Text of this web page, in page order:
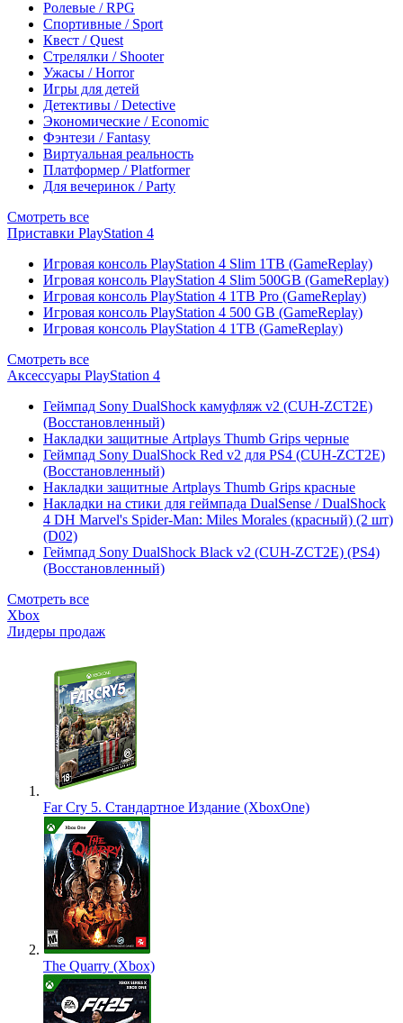
Ролевые / RPG
Спортивные / Sport
Квест / Quest
Стрелялки / Shooter
Ужасы / Horror
Игры для детей
Детективы / Detective
Экономические / Economic
Фэнтези / Fantasy
Виртуальная реальность
Платформер / Platformer
Для вечеринок / Party
Смотреть все
Приставки PlayStation 4
Игровая консоль PlayStation 4 Slim 1TB (GameReplay)
Игровая консоль PlayStation 4 Slim 500GB (GameReplay)
Игровая консоль PlayStation 4 1TB Pro (GameReplay)
Игровая консоль PlayStation 4 500 GB (GameReplay)
Игровая консоль PlayStation 4 1TB (GameReplay)
Смотреть все
Аксессуары PlayStation 4
Геймпад Sony DualShock камуфляж v2 (CUH-ZCT2E)
(Восстановленный)
Накладки защитные Artplays Thumb Grips черные
Геймпад Sony DualShock Red v2 для PS4 (CUH-ZCT2E)
(Восстановленный)
Накладки защитные Artplays Thumb Grips красные
Накладки на стики для геймпада DualSense / DualShock
4 DH Marvel's Spider-Man: Miles Morales (красный) (2 шт)
(D02)
Геймпад Sony DualShock Black v2 (CUH-ZCT2E) (PS4)
(Восстановленный)
Смотреть все
Xbox
Лидеры продаж
Far Cry 5. Стандартное Издание (XboxOne)
The Quarry (Xbox)